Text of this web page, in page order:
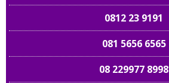
0812 23 9191
081 5656 6565
08 229977 8998